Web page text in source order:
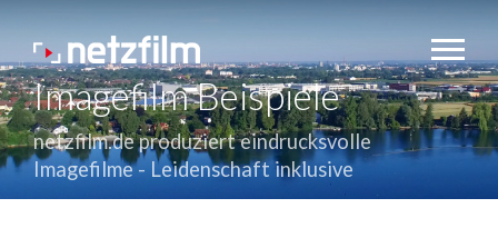
Imagefilm Beispiele
netzfilm.de produziert eindrucksvolle
Imagefilme - Leidenschaft inklusive